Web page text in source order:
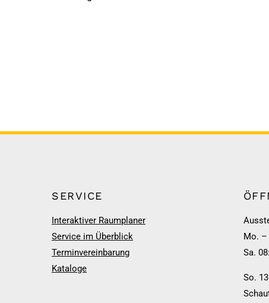
SERVICE
Interaktiver Raumplaner
Service im Überblick
Terminvereinbarung
Kataloge
Mo. –
Sa.
So.